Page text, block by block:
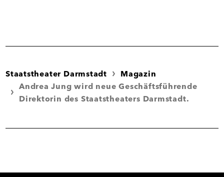
Staatstheater Darmstadt
Magazin
Andrea Jung wird neue Geschäftsführende
Direktorin des Staatstheaters Darmstadt.